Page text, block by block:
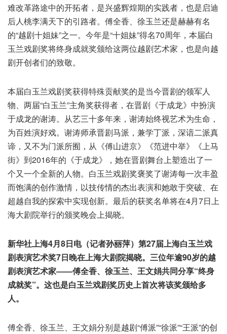
难改革路途中的开拓者，是兴盛辉煌期的实践者，也是启迪
后人桃李满天下的引路者。傅全香、徐玉兰还是赫赫有名
的“越剧十姐妹”之一。今年是“十姐妹”得名70周年，本届白
玉兰戏剧奖将终身成就奖颁给这两位越剧艺术家，也是向越
剧开创者们的致敬。
本届白玉兰戏剧奖获得特殊贡献奖的是当今晋剧的领军人
物、两届“白玉兰”主角奖获得者，在晋剧《于成龙》中扮演
于成龙的谢涛。从艺三十多年来，谢涛始终视艺术为生命，
为百姓演好戏。谢涛师承晋剧马派，兼学丁派，深谙二派真
谛，又不为门派所囿，从《傅山进京》《范进中举》《上马
街》到2016年的《于成龙》，她在晋剧舞台上塑造出了一
个又一个全新的人物。白玉兰戏剧奖褒奖了谢涛每一次丰盈
而饱满的创作激情，以技传情的杰出表演和她敢于突破、在
超越自我的探索中实现创新。最后的获奖名单将在4月7日上
海大剧院举行的颁奖晚会上揭晓。
新华社上海4月8日电（记者孙丽萍）第27届上海白玉兰戏
剧表演艺术奖7日晚在上海大剧院揭晓。三位年逾90岁的越
剧表演艺术家——傅全香、徐玉兰、王文娟共同分享“终身
成就奖”。这也是白玉兰戏剧奖历史上首次将该奖颁给多
人。
傅全香、徐玉兰、王文娟分别是越剧“傅派”“徐派”“王派”的创